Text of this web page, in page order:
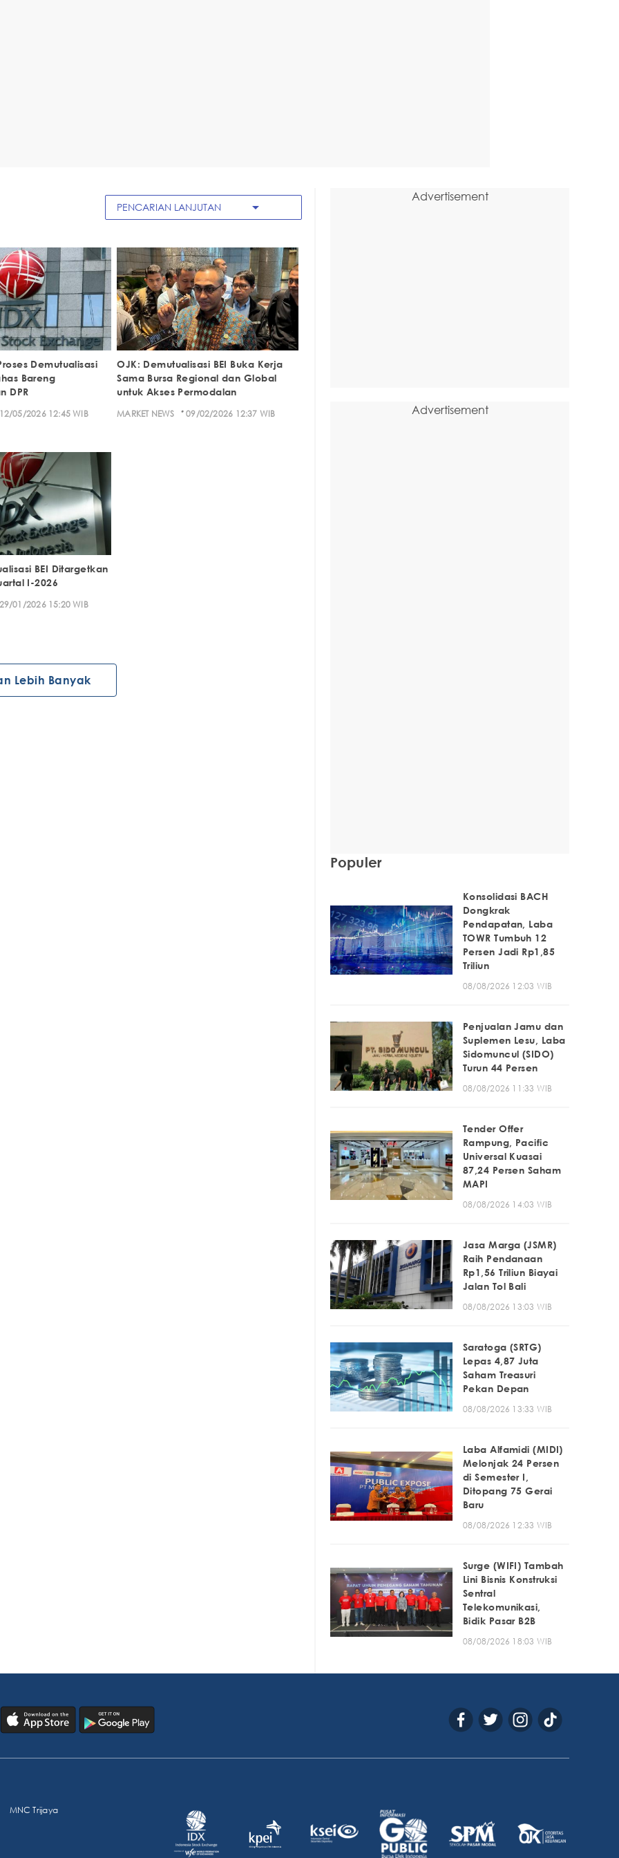
PENCARIAN LANJUTAN arrow_drop_down
Demutualisasi
Bareng
DPR
12/05/2026 12:45 WIB
OJK: Demutualisasi BEI Buka Kerja
Sama Bursa Regional dan Global
untuk Akses Permodalan
MARKET NEWS · 09/02/2026 12:37 WIB
BEI Ditargetkan
I-2026
29/01/2026 15:20 WIB
Lebih Banyak
Advertisement
Advertisement
Populer
Konsolidasi BACH
Dongkrak
Pendapatan, Laba
TOWR Tumbuh 12
Persen Jadi Rp1,85
Triliun
08/08/2026 12:03 WIB
Penjualan Jamu dan
Suplemen Lesu, Laba
Sidomuncul (SIDO)
Turun 44 Persen
08/08/2026 11:33 WIB
Tender Offer
Rampung, Pacific
Universal Kuasai
87,24 Persen Saham
MAPI
08/08/2026 14:03 WIB
Jasa Marga (JSMR)
Raih Pendanaan
Rp1,56 Triliun Biayai
Jalan Tol Bali
08/08/2026 13:03 WIB
Saratoga (SRTG)
Lepas 4,87 Juta
Saham Treasuri
Pekan Depan
08/08/2026 13:33 WIB
Laba Alfamidi (MIDI)
Melonjak 24 Persen
di Semester I,
Ditopang 75 Gerai
Baru
08/08/2026 12:33 WIB
Surge (WIFI) Tambah
Lini Bisnis Konstruksi
Sentral
Telekomunikasi,
Bidik Pasar B2B
08/08/2026 18:03 WIB
MNC Trijaya